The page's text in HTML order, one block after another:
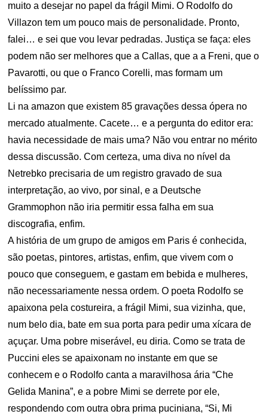
muito a desejar no papel da frágil Mimi. O Rodolfo do
Villazon tem um pouco mais de personalidade. Pronto,
falei… e sei que vou levar pedradas. Justiça se faça: eles
podem não ser melhores que a Callas, que a a Freni, que o
Pavarotti, ou que o Franco Corelli, mas formam um
belíssimo par.
Li na amazon que existem 85 gravações dessa ópera no
mercado atualmente. Cacete… e a pergunta do editor era:
havia necessidade de mais uma? Não vou entrar no mérito
dessa discussão. Com certeza, uma diva no nível da
Netrebko precisaria de um registro gravado de sua
interpretação, ao vivo, por sinal, e a Deutsche
Grammophon não iria permitir essa falha em sua
discografia, enfim.
A história de um grupo de amigos em Paris é conhecida,
são poetas, pintores, artistas, enfim, que vivem com o
pouco que conseguem, e gastam em bebida e mulheres,
não necessariamente nessa ordem. O poeta Rodolfo se
apaixona pela costureira, a frágil Mimi, sua vizinha, que,
num belo dia, bate em sua porta para pedir uma xícara de
açuçar. Uma pobre miserável, eu diria. Como se trata de
Puccini eles se apaixonam no instante em que se
conhecem e o Rodolfo canta a maravilhosa ária “Che
Gelida Manina”, e a pobre Mimi se derrete por ele,
respondendo com outra obra prima puciniana, “Si, Mi